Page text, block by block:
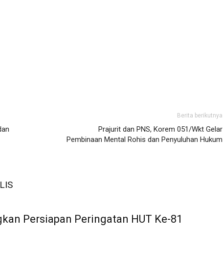
Berita berikutnya
Prajurit dan PNS, Korem 051/Wkt Gelar
Pembinaan Mental Rohis dan Penyuluhan Hukum
Persiapan Peringatan HUT Ke-81